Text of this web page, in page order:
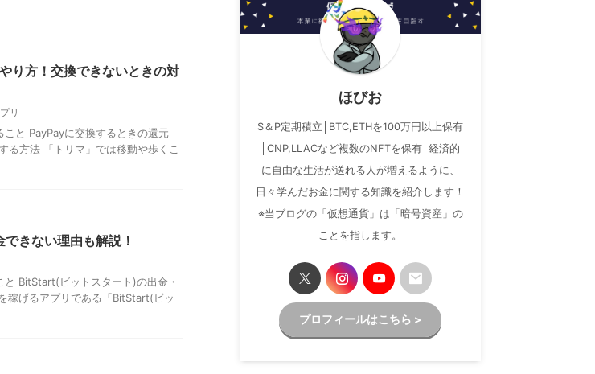
り方！交換できないときの対
リ
と PayPayに交換するときの還元
る方法 「トリマ」では移動や歩くこ
きない理由も解説！
BitStart(ビットスタート)の出金・
稼げるアプリである「BitStart(ビッ
ほびお
S＆P定期積立│BTC,ETHを100万円以上保有
│CNP,LLACなど複数のNFTを保有│経済的
に自由な生活が送れる人が増えるように、
日々学んだお金に関する知識を紹介します！
※当ブログの「仮想通貨」は「暗号資産」の
ことを指します。
プロフィールはこちら >